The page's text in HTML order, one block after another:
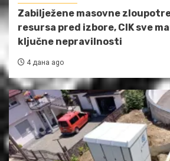
Zabilježene masovne
resursa pred izbore, CIK sve
ključne nepravilnosti
4 дана ago